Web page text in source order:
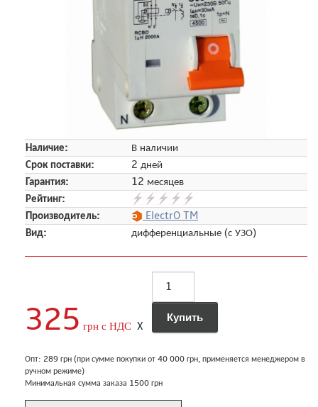
Наличие:
В наличии
Срок поставки:
2 дней
Гарантия:
12 месяцев
Рейтинг:
Производитель:
ElectrO TM
Вид:
дифференциальные (с УЗО)
325 грн с НДС X
Опт: 289 грн (при сумме покупки от 40 000 грн, применяется менеджером в
ручном режиме)
Минимальная сумма заказа 1500 грн